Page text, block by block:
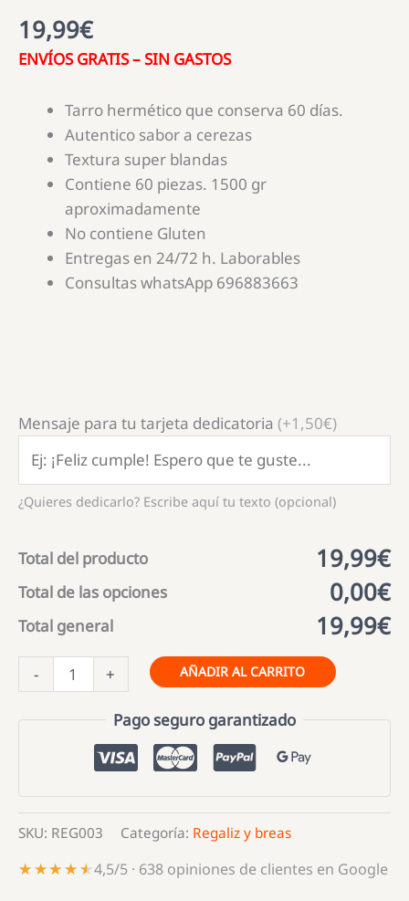
19,99€
ENVÍOS GRATIS – SIN GASTOS
Tarro hermético que conserva 60 días.
Autentico sabor a cerezas
Textura super blandas
Contiene 60 piezas. 1500 gr
aproximadamente
No contiene Gluten
Entregas en 24/72 h. Laborables
Consultas whatsApp 696883663
Mensaje para tu tarjeta dedicatoria (+1,50€)
¿Quieres dedicarlo? Escribe aquí tu texto (opcional)
Total del producto 19,99€
Total de las opciones 0,00€
Total general 19,99€
-
MAROMA
SABOR
CEREZA
+ AÑADIR AL CARRITO
Pago seguro garantizado
SKU: REG003 Categoría: Regaliz y breas
★★★★★
★★★★★4,5/5 · 638 opiniones de clientes en Google